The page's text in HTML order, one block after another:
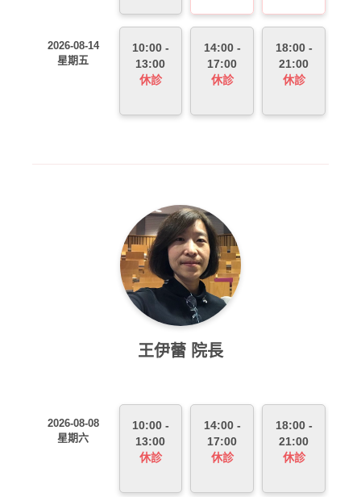
2026-08-14
星期五
10:00 -
13:00
休診
14:00 -
17:00
休診
18:00 -
21:00
休診
王伊蕾 院長
2026-08-08
星期六
10:00 -
13:00
休診
14:00 -
17:00
休診
18:00 -
21:00
休診